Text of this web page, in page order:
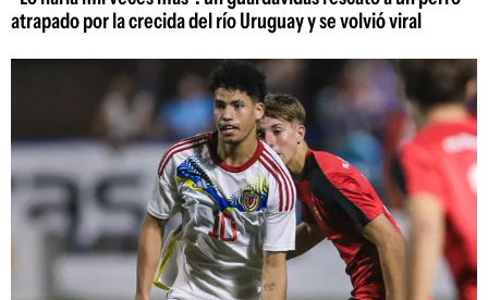
atrapado por la crecida del río Uruguay y se volvió viral